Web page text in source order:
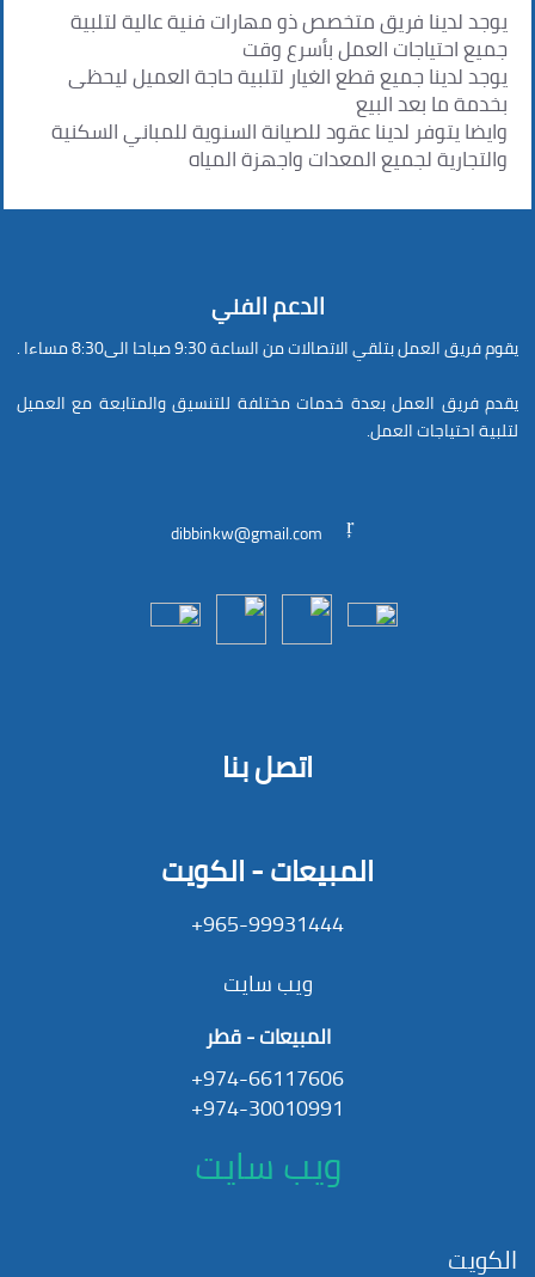
يوجد لدينا فريق متخصص ذو مهارات فنية عالية لتلبية
جميع احتياجات العمل بأسرع وقت
يوجد لدينا جميع قطع الغيار لتلبية حاجة العميل ليحظى
بخدمة ما بعد البيع
وايضا يتوفر لدينا عقود للصيانة السنوية للمباني السكنية
والتجارية لجميع المعدات واجهزة المياه
الدعم الفني
يقوم فريق العمل بتلقي الاتصالات من الساعة 9:30 صباحا الى8:30 مساءا .
يقدم فريق العمل بعدة خدمات مختلفة للتنسيق والمتابعة مع العميل
لتلبية احتياجات العمل.
dibbinkw@gmail.com
اتصل بنا
المبيعات - الكويت
965-99931444+
ويب سايت
المبيعات - قطر
974-66117606+
974-30010991+
ويب سايت
الكويت